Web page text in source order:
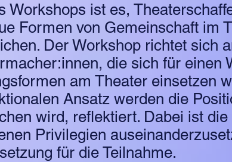
Workshops ist es,
Formen von Gemeinschaft im
Der Workshop richtet sich
die sich für einen
am Theater einsetzen
Ansatz werden die
wird, reflektiert. Dabei ist
Privilegien
für die Teilnahme.